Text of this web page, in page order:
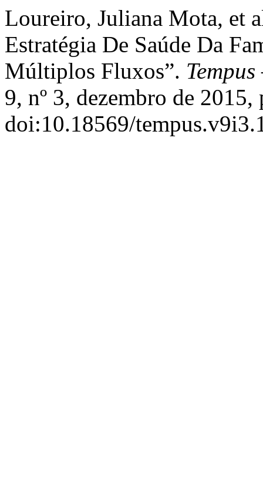
Loureiro, Juliana Mota, et
Estratégia De Saúde Da
Múltiplos Fluxos”.
9, nº 3, dezembro de
doi:10.18569/